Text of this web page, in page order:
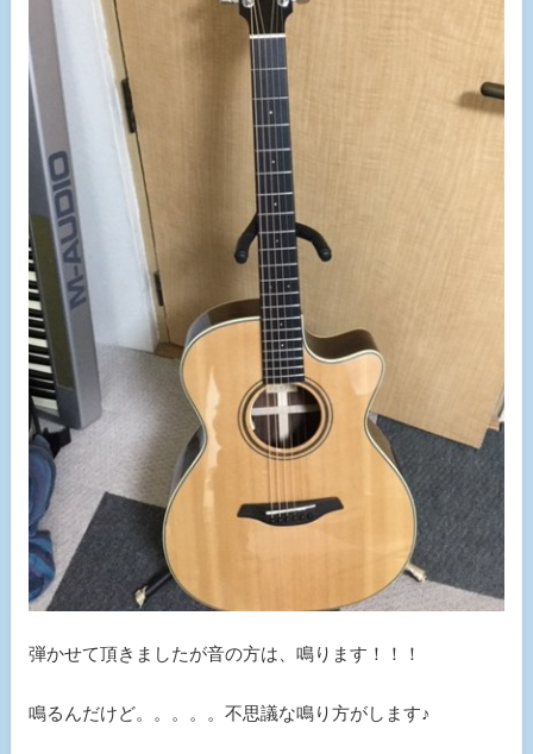
弾かせて頂きましたが音の方は、鳴ります！！！
鳴るんだけど。。。。。不思議な鳴り方がします♪